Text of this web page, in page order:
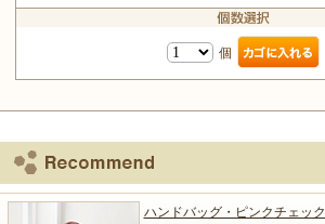
個
ハンドバッグ・ピンクチェック